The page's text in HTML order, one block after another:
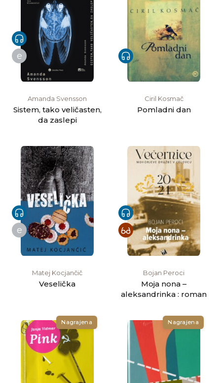
e
Amanda Svensson
Sistem, tako veličasten,
da zaslepi
Ciril Kosmač
Pomladni dan
e
Matej Kocjančič
Veselička
Bojan Peroci
Moja nona –
aleksandrinka : roman
Nagrajena Nagrajena